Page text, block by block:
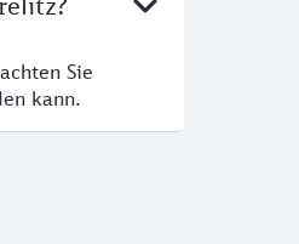
Sie
kann.